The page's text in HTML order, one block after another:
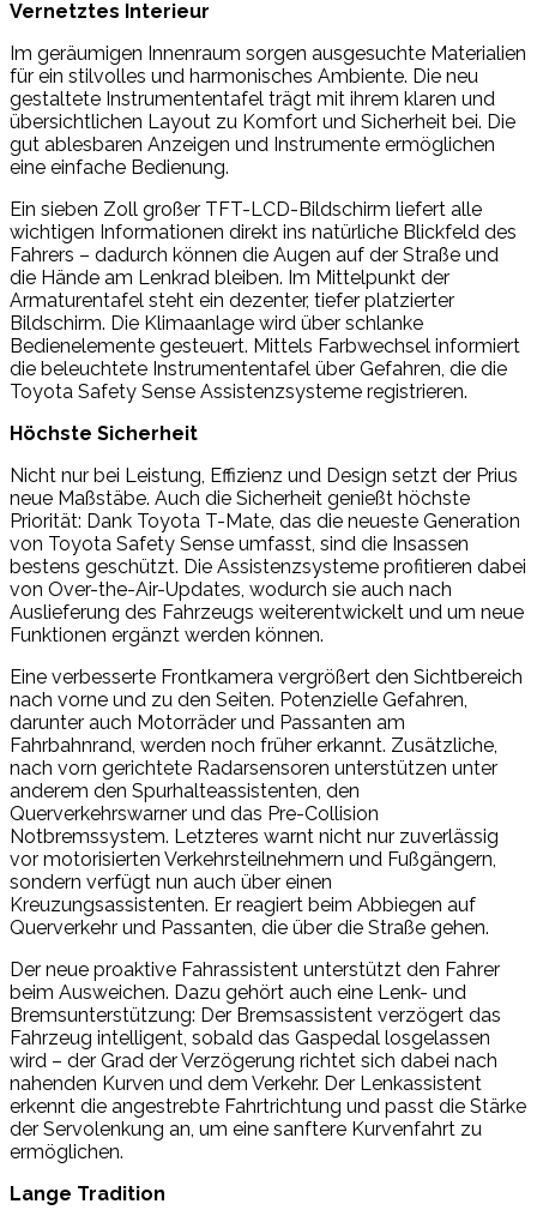
Vernetztes Interieur
Im geräumigen Innenraum sorgen ausgesuchte Materialien
für ein stilvolles und harmonisches Ambiente. Die neu
gestaltete Instrumententafel trägt mit ihrem klaren und
übersichtlichen Layout zu Komfort und Sicherheit bei. Die
gut ablesbaren Anzeigen und Instrumente ermöglichen
eine einfache Bedienung.
Ein sieben Zoll großer TFT-LCD-Bildschirm liefert alle
wichtigen Informationen direkt ins natürliche Blickfeld des
Fahrers – dadurch können die Augen auf der Straße und
die Hände am Lenkrad bleiben. Im Mittelpunkt der
Armaturentafel steht ein dezenter, tiefer platzierter
Bildschirm. Die Klimaanlage wird über schlanke
Bedienelemente gesteuert. Mittels Farbwechsel informiert
die beleuchtete Instrumententafel über Gefahren, die die
Toyota Safety Sense Assistenzsysteme registrieren.
Höchste Sicherheit
Nicht nur bei Leistung, Effizienz und Design setzt der Prius
neue Maßstäbe. Auch die Sicherheit genießt höchste
Priorität: Dank Toyota T-Mate, das die neueste Generation
von Toyota Safety Sense umfasst, sind die Insassen
bestens geschützt. Die Assistenzsysteme profitieren dabei
von Over-the-Air-Updates, wodurch sie auch nach
Auslieferung des Fahrzeugs weiterentwickelt und um neue
Funktionen ergänzt werden können.
Eine verbesserte Frontkamera vergrößert den Sichtbereich
nach vorne und zu den Seiten. Potenzielle Gefahren,
darunter auch Motorräder und Passanten am
Fahrbahnrand, werden noch früher erkannt. Zusätzliche,
nach vorn gerichtete Radarsensoren unterstützen unter
anderem den Spurhalteassistenten, den
Querverkehrswarner und das Pre-Collision
Notbremssystem. Letzteres warnt nicht nur zuverlässig
vor motorisierten Verkehrsteilnehmern und Fußgängern,
sondern verfügt nun auch über einen
Kreuzungsassistenten. Er reagiert beim Abbiegen auf
Querverkehr und Passanten, die über die Straße gehen.
Der neue proaktive Fahrassistent unterstützt den Fahrer
beim Ausweichen. Dazu gehört auch eine Lenk- und
Bremsunterstützung: Der Bremsassistent verzögert das
Fahrzeug intelligent, sobald das Gaspedal losgelassen
wird – der Grad der Verzögerung richtet sich dabei nach
nahenden Kurven und dem Verkehr. Der Lenkassistent
erkennt die angestrebte Fahrtrichtung und passt die Stärke
der Servolenkung an, um eine sanftere Kurvenfahrt zu
ermöglichen.
Lange Tradition